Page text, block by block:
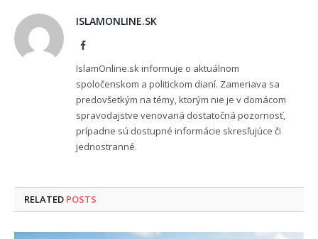
ISLAMONLINE.SK
Facebook
IslamOnline.sk informuje o aktuálnom
spoločenskom a politickom dianí. Zameriava sa
predovšetkým na témy, ktorým nie je v domácom
spravodajstve venovaná dostatočná pozornosť,
prípadne sú dostupné informácie skresľujúce či
jednostranné.
RELATED POSTS